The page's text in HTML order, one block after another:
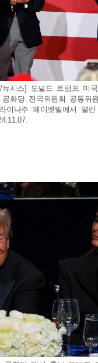
뉴시스] 도널드 트럼프 미
화당 전국위원회 공동위
이나주 페이엣빌에서 열